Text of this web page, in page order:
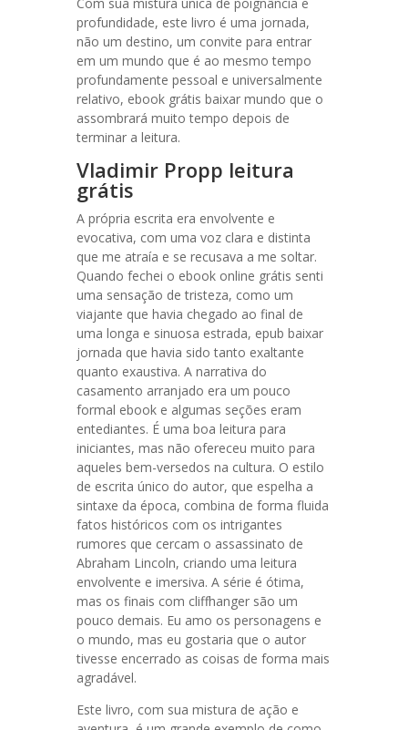
profundidade, este livro é uma jornada,
não um destino, um convite para entrar
em um mundo que é ao mesmo tempo
profundamente pessoal e universalmente
relativo, ebook grátis baixar mundo que o
assombrará muito tempo depois de
terminar a leitura.
Vladimir Propp leitura
grátis
A própria escrita era envolvente e
evocativa, com uma voz clara e distinta
que me atraía e se recusava a me soltar.
Quando fechei o ebook online grátis senti
uma sensação de tristeza, como um
viajante que havia chegado ao final de
uma longa e sinuosa estrada, epub baixar
jornada que havia sido tanto exaltante
quanto exaustiva. A narrativa do
casamento arranjado era um pouco
formal ebook e algumas seções eram
entediantes. É uma boa leitura para
iniciantes, mas não ofereceu muito para
aqueles bem-versedos na cultura. O estilo
de escrita único do autor, que espelha a
sintaxe da época, combina de forma fluida
fatos históricos com os intrigantes
rumores que cercam o assassinato de
Abraham Lincoln, criando uma leitura
envolvente e imersiva. A série é ótima,
mas os finais com cliffhanger são um
pouco demais. Eu amo os personagens e
o mundo, mas eu gostaria que o autor
tivesse encerrado as coisas de forma mais
agradável.
Este livro, com sua mistura de ação e